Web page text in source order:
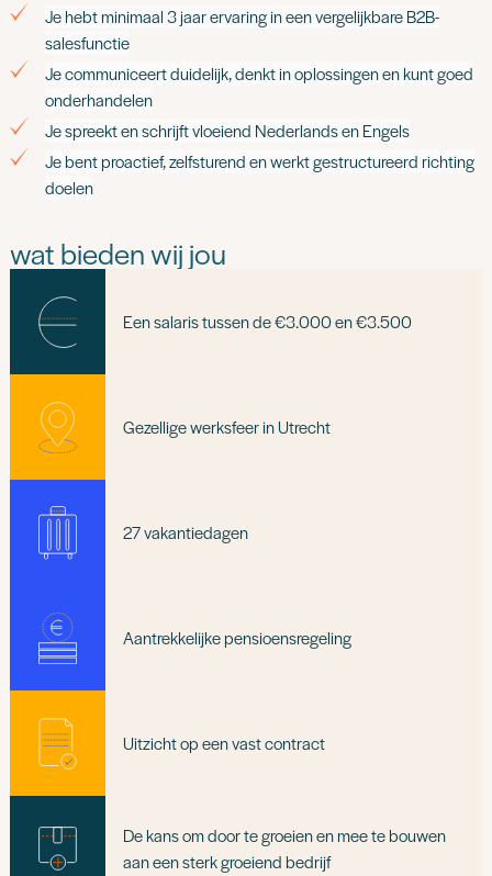
Je hebt minimaal 3 jaar ervaring in een vergelijkbare B2B-
salesfunctie
Je communiceert duidelijk, denkt in oplossingen en kunt goed
onderhandelen
Je spreekt en schrijft vloeiend Nederlands en Engels
Je bent proactief, zelfsturend en werkt gestructureerd richting
doelen
wat bieden wij jou
Een salaris tussen de €3.000 en €3.500
Gezellige werksfeer in Utrecht
27 vakantiedagen
Aantrekkelijke pensioensregeling
Uitzicht op een vast contract
De kans om door te groeien en mee te bouwen
aan een sterk groeiend bedrijf